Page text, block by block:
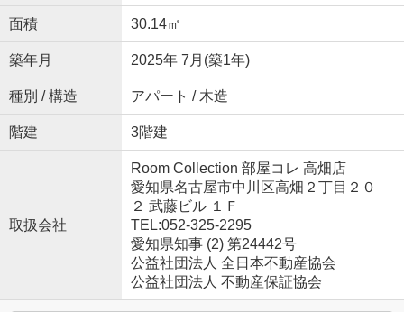
面積 30.14㎡
築年月 2025年 7月(築1年)
種別 / 構造 アパート / 木造
階建 3階建
取扱会社
Room Collection 部屋コレ 高畑店
愛知県名古屋市中川区高畑２丁目２０
２ 武藤ビル １Ｆ
TEL:052-325-2295
愛知県知事 (2) 第24442号
公益社団法人 全日本不動産協会
公益社団法人 不動産保証協会